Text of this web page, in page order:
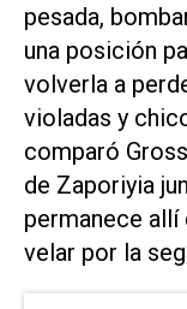
pesada,
una posición
volverla a
violadas y
comparó
de Zaporiyia
permanece allí
velar por la